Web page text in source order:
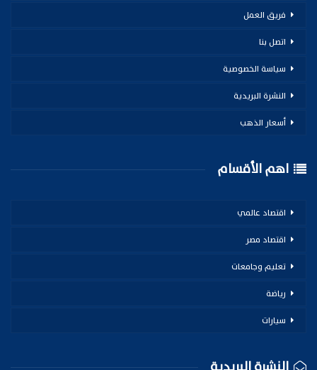
فريق العمل
اتصل بنا
سياسة الخصوصية
النشرة البريدية
أسعار الذهب
اهم الأقسام
اقتصاد عالمي
اقتصاد مصر
تعليم وجامعات
رياضة
سيارات